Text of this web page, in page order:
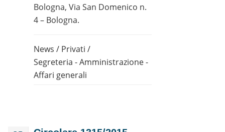
Bologna, Via San Domenico n.
4 – Bologna.
News / Privati /
Segreteria - Amministrazione -
Affari generali